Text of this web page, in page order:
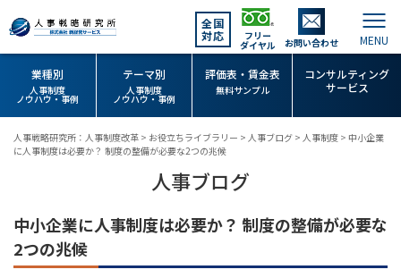
全国
対応
フリー
ダイヤル お問い合わせ
業種別
人事制度
ノウハウ・事例
テーマ別
人事制度
ノウハウ・事例
評価表・賃金表
無料サンプル
コンサルティング
サービス
人事戦略研究所：人事制度改革 > お役立ちライブラリー > 人事ブログ > 人事制度 > 中小企業
に人事制度は必要か？ 制度の整備が必要な2つの兆候
人事ブログ
中小企業に人事制度は必要か？ 制度の整備が必要な
2つの兆候